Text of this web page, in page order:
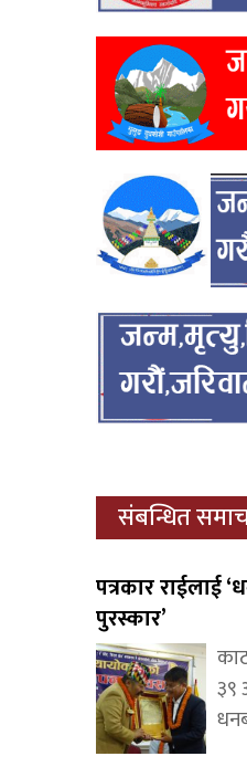
संबन्धित
पत्रकार राईलाई
पुरस्कार’
३९